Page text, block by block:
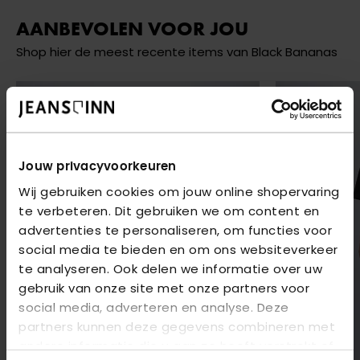
Jouw privacyvoorkeuren
Wij gebruiken cookies om jouw online shopervaring
te verbeteren. Dit gebruiken we om content en
advertenties te personaliseren, om functies voor
social media te bieden en om ons websiteverkeer
te analyseren. Ook delen we informatie over uw
gebruik van onze site met onze partners voor
social media, adverteren en analyse. Deze
partners kunnen deze gegevens combineren met
andere informatie die u aan ze heeft verstrekt of
AANBEVOLEN VOOR JOU
Shop hier de meest recente items van Black Bananas